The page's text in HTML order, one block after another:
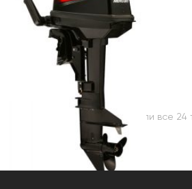
Вы посмотрели все 24